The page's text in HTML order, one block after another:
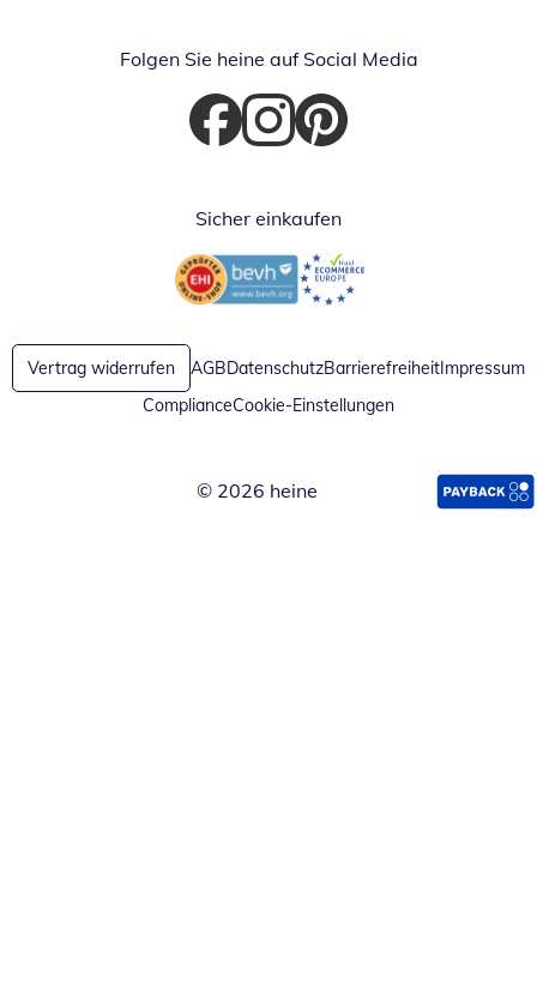
Folgen Sie heine auf Social Media
Öffnet in neuem Fenster
Öffnet in neuem Fenster
Öffnet in neuem Fenster
Sicher einkaufen
Öffnet in neuem FensterÖffnet in neuem Fenster
Vertrag widerrufen AGBDatenschutzBarrierefreiheitImpressum
ComplianceCookie-Einstellungen
© 2026 heine